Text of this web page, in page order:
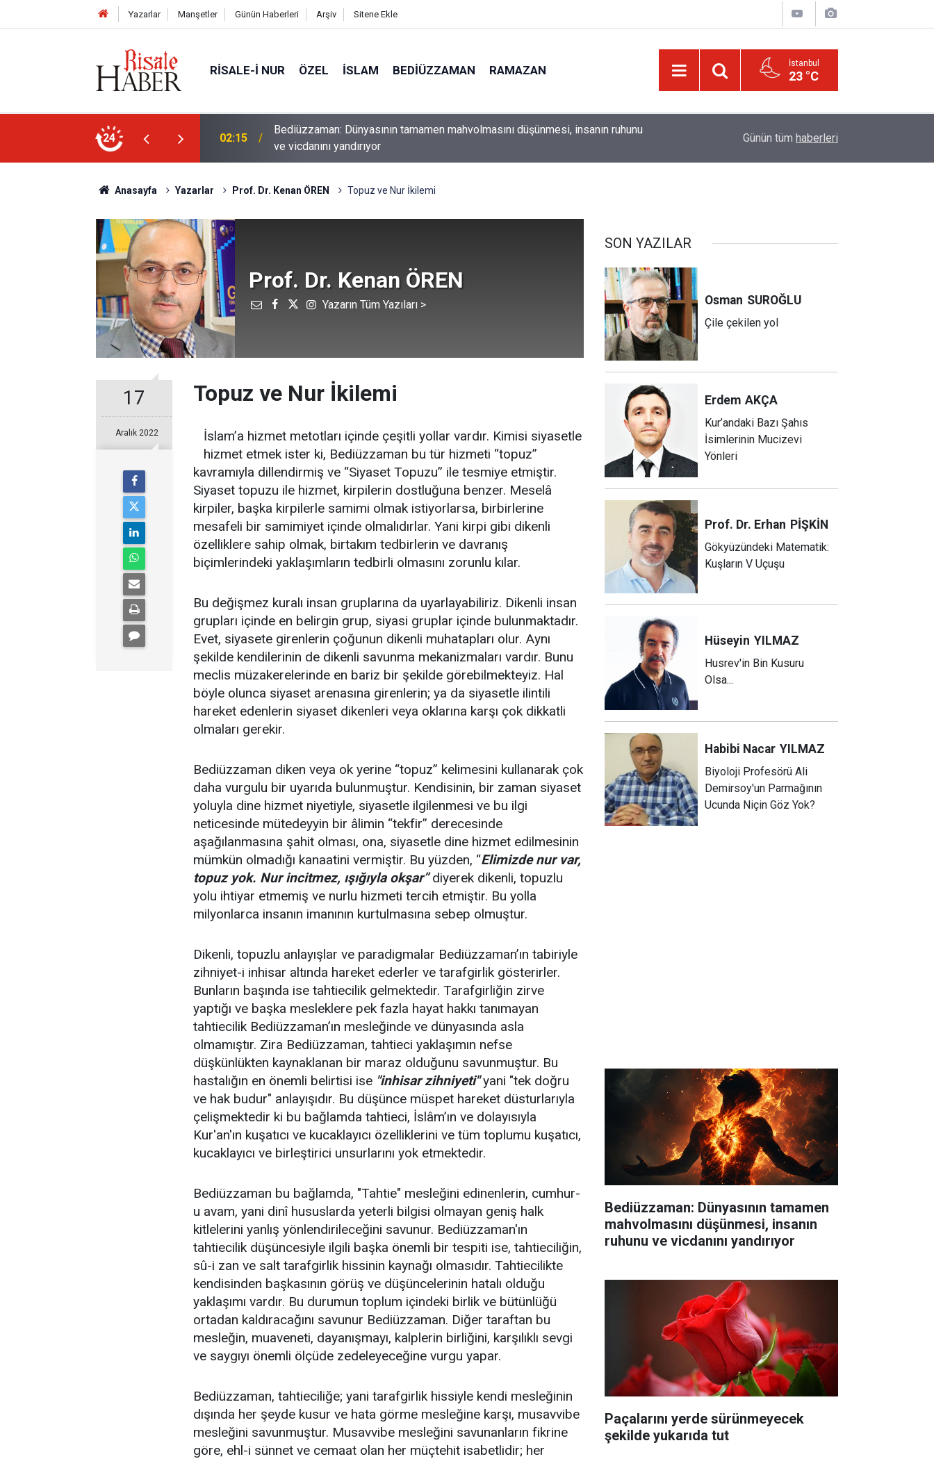
Yazarlar Manşetler Günün Haberleri Arşiv Sitene Ekle
RISALE-I NUR ÖZEL İSLAM BEDIÜZZAMAN RAMAZAN İstanbul
23 °C
24
mahvolmasını düşünmesi, insanın ruhunu
01:45 Paçalarını yerde sürünmeyecek şekilde yukarıda tut Güldüren de O’dur, ağlatan da O’dur, öldüren de
Günün tüm haberleri
Anasayfa Yazarlar Prof. Dr. Kenan ÖREN Topuz ve Nur İkilemi
Prof. Dr. Kenan ÖREN
Yazarın Tüm Yazıları >
17
Aralık 2022
Topuz ve Nur İkilemi
İslam’a hizmet metotları içinde çeşitli yollar vardır. Kimisi siyasetle
hizmet etmek ister ki, Bediüzzaman bu tür hizmeti “topuz”
kavramıyla dillendirmiş ve “Siyaset Topuzu” ile tesmiye etmiştir.
Siyaset topuzu ile hizmet, kirpilerin dostluğuna benzer. Meselâ
kirpiler, başka kirpilerle samimi olmak istiyorlarsa, birbirlerine
mesafeli bir samimiyet içinde olmalıdırlar. Yani kirpi gibi dikenli
özelliklere sahip olmak, birtakım tedbirlerin ve davranış
biçimlerindeki yaklaşımların tedbirli olmasını zorunlu kılar.
Bu değişmez kuralı insan gruplarına da uyarlayabiliriz. Dikenli insan
grupları içinde en belirgin grup, siyasi gruplar içinde bulunmaktadır.
Evet, siyasete girenlerin çoğunun dikenli muhatapları olur. Aynı
şekilde kendilerinin de dikenli savunma mekanizmaları vardır. Bunu
meclis müzakerelerinde en bariz bir şekilde görebilmekteyiz. Hal
böyle olunca siyaset arenasına girenlerin; ya da siyasetle ilintili
hareket edenlerin siyaset dikenleri veya oklarına karşı çok dikkatli
olmaları gerekir.
Bediüzzaman diken veya ok yerine “topuz” kelimesini kullanarak çok
daha vurgulu bir uyarıda bulunmuştur. Kendisinin, bir zaman siyaset
yoluyla dine hizmet niyetiyle, siyasetle ilgilenmesi ve bu ilgi
neticesinde mütedeyyin bir âlimin “tekfir” derecesinde
aşağılanmasına şahit olması, ona, siyasetle dine hizmet edilmesinin
mümkün olmadığı kanaatini vermiştir. Bu yüzden, “Elimizde nur var,
topuz yok. Nur incitmez, ışığıyla okşar”diyerek dikenli, topuzlu
yolu ihtiyar etmemiş ve nurlu hizmeti tercih etmiştir. Bu yolla
milyonlarca insanın imanının kurtulmasına sebep olmuştur.
Dikenli, topuzlu anlayışlar ve paradigmalar Bediüzzaman’ın tabiriyle
zihniyet-i inhisar altında hareket ederler ve tarafgirlik gösterirler.
Bunların başında ise tahtiecilik gelmektedir. Tarafgirliğin zirve
yaptığı ve başka mesleklere pek fazla hayat hakkı tanımayan
tahtiecilik Bediüzzaman’ın mesleğinde ve dünyasında asla
olmamıştır. Zira Bediüzzaman, tahtieci yaklaşımın nefse
düşkünlükten kaynaklanan bir maraz olduğunu savunmuştur. Bu
hastalığın en önemli belirtisi ise "inhisar zihniyeti"yani "tek doğru
ve hak budur" anlayışıdır. Bu düşünce müspet hareket düsturlarıyla
çelişmektedir ki bu bağlamda tahtieci, İslâm’ın ve dolayısıyla
Kur'an'ın kuşatıcı ve kucaklayıcı özelliklerini ve tüm toplumu kuşatıcı,
kucaklayıcı ve birleştirici unsurlarını yok etmektedir.
Bediüzzaman bu bağlamda, "Tahtie" mesleğini edinenlerin, cumhur-
u avam, yani dinî hususlarda yeterli bilgisi olmayan geniş halk
kitlelerini yanlış yönlendirileceğini savunur. Bediüzzaman'ın
tahtiecilik düşüncesiyle ilgili başka önemli bir tespiti ise, tahtieciliğin,
sû-i zan ve salt tarafgirlik hissinin kaynağı olmasıdır. Tahtiecilikte
kendisinden başkasının görüş ve düşüncelerinin hatalı olduğu
yaklaşımı vardır. Bu durumun toplum içindeki birlik ve bütünlüğü
ortadan kaldıracağını savunur Bediüzzaman. Diğer taraftan bu
mesleğin, muaveneti, dayanışmayı, kalplerin birliğini, karşılıklı sevgi
ve saygıyı önemli ölçüde zedeleyeceğine vurgu yapar.
Bediüzzaman, tahtieciliğe; yani tarafgirlik hissiyle kendi mesleğinin
dışında her şeyde kusur ve hata görme mesleğine karşı, musavvibe
mesleğini savunmuştur. Musavvibe mesleğini savunanların fikrine
göre, ehl-i sünnet ve cemaat olan her müçtehit isabetlidir; her
SON YAZILAR
Osman SUROĞLU
Çile çekilen yol
Erdem AKÇA
Kur’andaki Bazı Şahıs
İsimlerinin Mucizevi
Yönleri
Prof. Dr. Erhan PİŞKİN
Gökyüzündeki Matematik:
Kuşların V Uçuşu
Hüseyin YILMAZ
Husrev'in Bin Kusuru
Olsa...
Habibi Nacar YILMAZ
Biyoloji Profesörü Ali
Demirsoy'un Parmağının
Ucunda Niçin Göz Yok?
Bediüzzaman: Dünyasının tamamen
mahvolmasını düşünmesi, insanın
ruhunu ve vicdanını yandırıyor
Paçalarını yerde sürünmeyecek
şekilde yukarıda tut